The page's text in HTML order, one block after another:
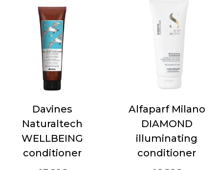
Davines
Naturaltech
WELLBEING
conditioner
Alfaparf Milano
DIAMOND
illuminating
conditioner